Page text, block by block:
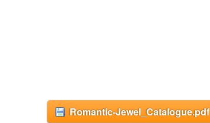
Romantic-Jewel_Catalogue.pdf